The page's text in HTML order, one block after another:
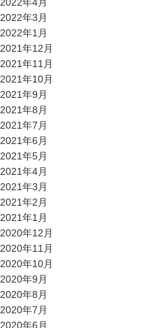
2022年3月
2022年1月
2021年12月
2021年11月
2021年10月
2021年9月
2021年8月
2021年7月
2021年6月
2021年5月
2021年4月
2021年3月
2021年2月
2021年1月
2020年12月
2020年11月
2020年10月
2020年9月
2020年8月
2020年7月
2020年6月